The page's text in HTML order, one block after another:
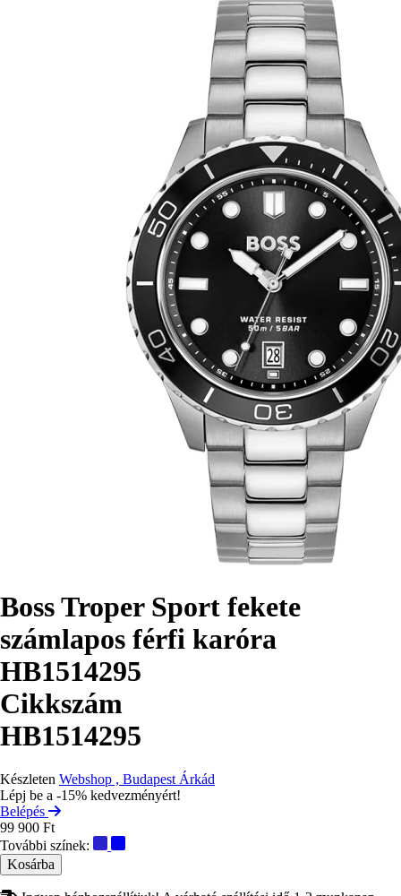
Boss Troper Sport fekete
számlapos férfi karóra
HB1514295
Cikkszám
HB1514295
Készleten Webshop , Budapest Árkád
Lépj be a -15% kedvezményért!
Belépés
99 900 Ft
További színek: